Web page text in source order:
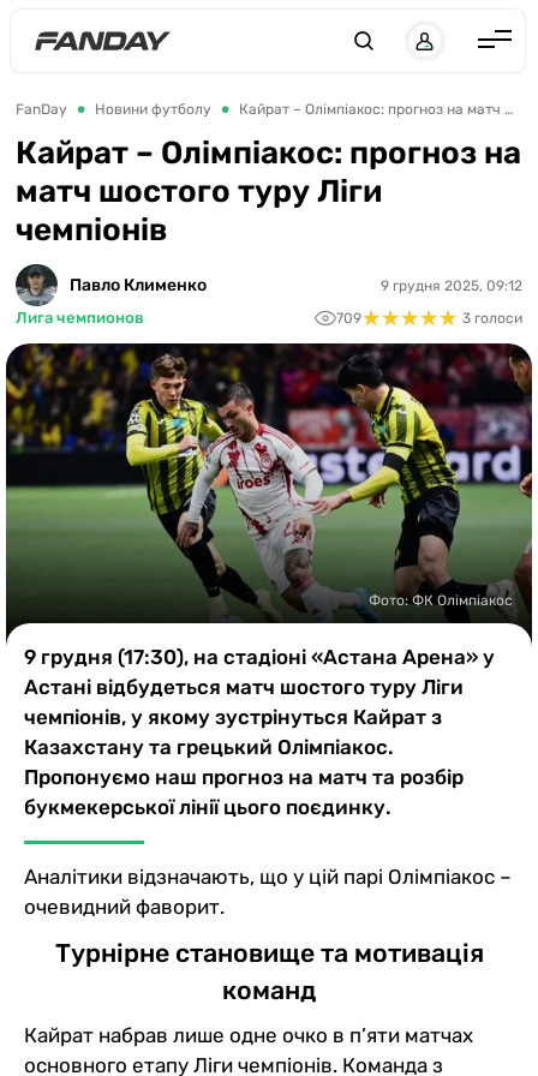
Англія
Іспанія
Німеччина
Україна
ЛЧ
ЛЕ
ЧЕ-2028
Букмекери
Казино
FanDay Новини футболу Кайрат – Олімпіакос: прогноз на матч шостого туру Ліги чемпіонів
Кайрат – Олімпіакос: прогноз на
матч шостого туру Ліги
чемпіонів
Павло Клименко
Лига чемпионов
9 грудня 2025, 09:12
709★★★★★
★★★★★ 3 голоси
Фото: ФК Олімпіакос
9 грудня (17:30), на стадіоні «Астана Арена» у
Астані відбудеться матч шостого туру Ліги
чемпіонів, у якому зустрінуться Кайрат з
Казахстану та грецький Олімпіакос.
Пропонуємо наш прогноз на матч та розбір
букмекерської лінії цього поєдинку.
Аналітики відзначають, що у цій парі Олімпіакос –
очевидний фаворит.
Турнірне становище та мотивація
команд
Кайрат набрав лише одне очко в п’яти матчах
основного етапу Ліги чемпіонів. Команда з